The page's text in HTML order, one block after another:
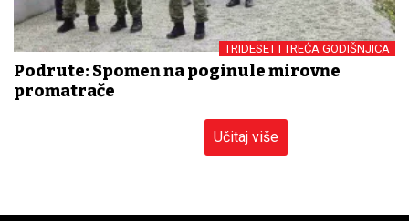
TRIDESET I TREĆA GODIŠNJICA
Podrute: Spomen na poginule mirovne
promatrače
Učitaj više